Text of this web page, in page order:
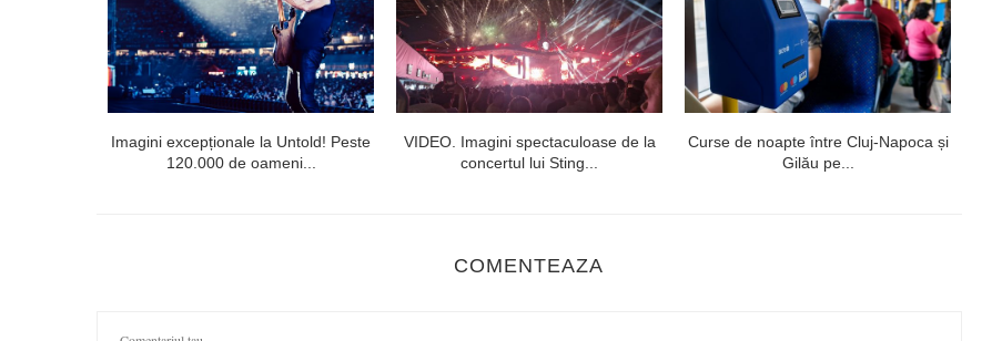
Imagini excepționale la Untold! Peste
120.000 de oameni...
VIDEO. Imagini spectaculoase de la
concertul lui Sting...
Curse de noapte între Cluj-Napoca și
Gilău pe...
COMENTEAZA